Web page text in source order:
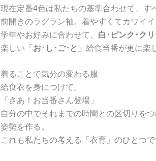
現在定番4色は私たちの基準合わせて、す
前開きのラグラン袖。着やすくてカワイ
学年やお好みに合わせて、 白･ピンク･ク
楽しい「 お･し･ご･と」 給食当番が更に楽
着ることで気分の変わる服
給食衣を身につけて。
「さあ！お当番さん登場」
自分の中でそれまでの時間との区切りを
姿勢を作る。
これも私たちの考える「衣育」のひとつ